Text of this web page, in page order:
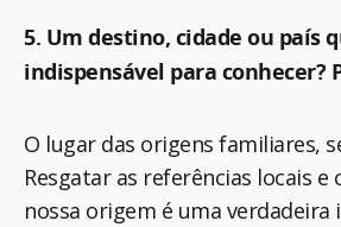
5. Um destino, cidade ou país
indispensável para conhecer?
O lugar das origens familiares,
Resgatar as referências locais e
nossa origem é uma verdadeira